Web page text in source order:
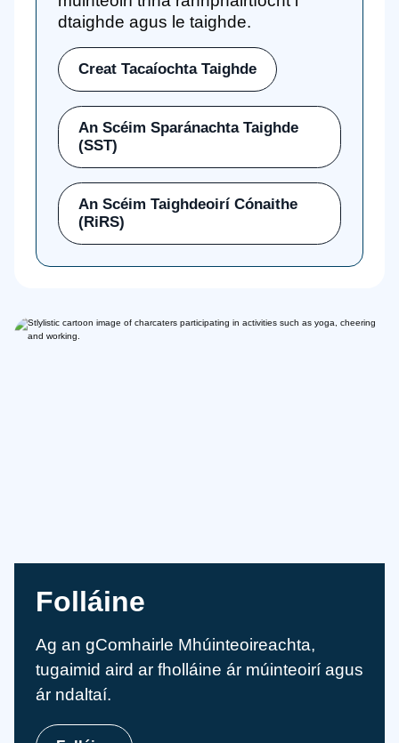
dtaighde agus le taighde.
Creat Tacaíochta Taighde
An Scéim Sparánachta Taighde
(SST)
An Scéim Taighdeoirí Cónaithe
(RiRS)
Folláine
Ag an gComhairle Mhúinteoireachta,
tugaimid aird ar fholláine ár múinteoirí agus
ár ndaltaí.